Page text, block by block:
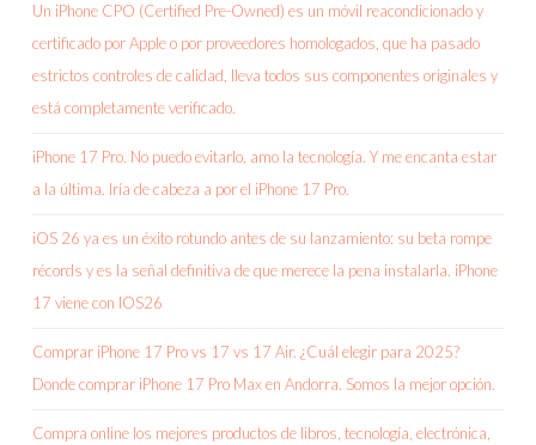
Un iPhone CPO (Certified Pre-Owned) es un móvil reacondicionado y
certificado por Apple o por proveedores homologados, que ha pasado
estrictos controles de calidad, lleva todos sus componentes originales y
está completamente verificado.
iPhone 17 Pro. No puedo evitarlo, amo la tecnología. Y me encanta estar
a la última. Iría de cabeza a por el iPhone 17 Pro.
iOS 26 ya es un éxito rotundo antes de su lanzamiento: su beta rompe
récords y es la señal definitiva de que merece la pena instalarla. iPhone
17 viene con IOS26
Comprar iPhone 17 Pro vs 17 vs 17 Air. ¿Cuál elegir para 2025?
Donde comprar iPhone 17 Pro Max en Andorra. Somos la mejor opción.
Compra online los mejores productos de libros, tecnología, electrónica,